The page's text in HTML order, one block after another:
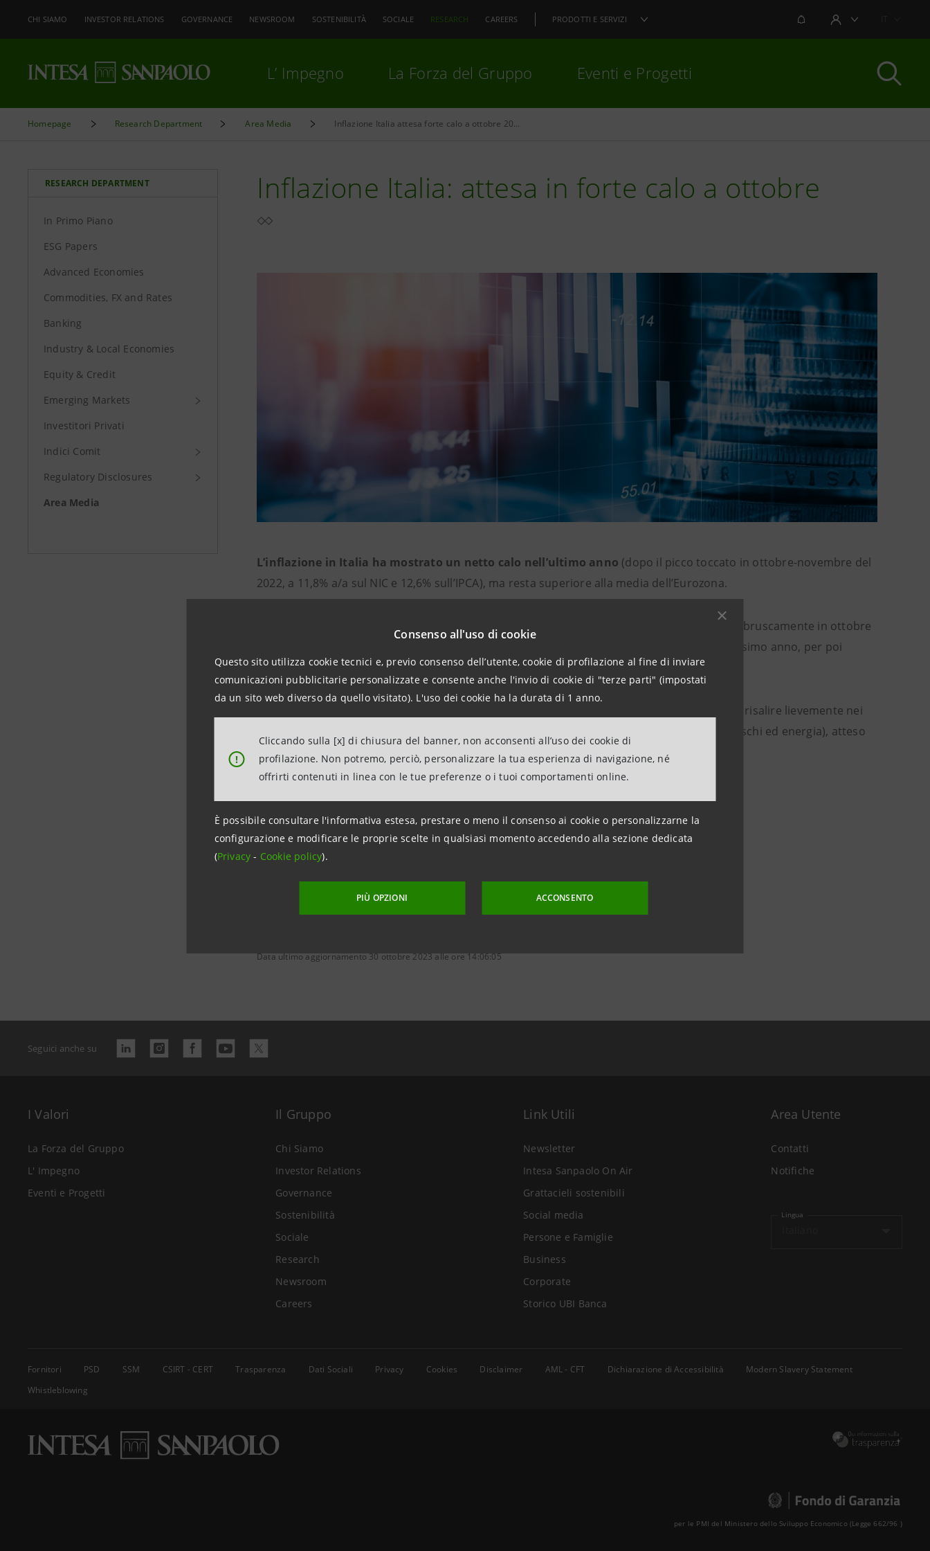
Consenso all'uso di cookie
Questo sito utilizza cookie tecnici e, previo consenso dell’utente, cookie di profilazione al fine di inviare
comunicazioni pubblicitarie personalizzate e consente anche l'invio di cookie di "terze parti" (impostati
da un sito web diverso da quello visitato). L'uso dei cookie ha la durata di 1 anno.
!
Cliccando sulla [x] di chiusura del banner, non acconsenti all’uso dei cookie di
profilazione. Non potremo, perciò, personalizzare la tua esperienza di navigazione, né
offrirti contenuti in linea con le tue preferenze o i tuoi comportamenti online.
È possibile consultare l'informativa estesa, prestare o meno il consenso ai cookie o personalizzarne la
configurazione e modificare le proprie scelte in qualsiasi momento accedendo alla sezione dedicata
(Privacy- Cookie policy).
PIÙ OPZIONI ACCONSENTO
CHI SIAMO INVESTOR RELATIONS GOVERNANCE NEWSROOM SOSTENIBILITÀ SOCIALE RESEARCH CAREERS PRODOTTI E SERVIZI NOTIFICHEAREA UTENTE
L’ Impegno La Forza del Gruppo Eventi e Progetti
Homepage Research Department Area Media Inflazione Italia attesa forte calo a ottobre 2023
RESEARCH DEPARTMENT
In Primo Piano
ESG Papers
Advanced Economies
Commodities, FX and Rates
Banking
Industry & Local Economies
Equity & Credit
Emerging Markets
Investitori Privati
Indici Comit
Regulatory Disclosures
Area Media
Inflazione Italia: attesa in forte calo a ottobre
L’inflazione in Italia ha mostrato un netto calo nell’ultimo anno (dopo il picco toccato in ottobre-novembre del
2022, a 11,8% a/a sul NIC e 12,6% sull’IPCA), ma resta superiore alla media dell’Eurozona.
Secondo le previsioni degli economisti di Intesa Sanpaolo,
l’inflazione è attesa scendere bruscamente in ottobre
L’indice dovrebbe tornare a salire all’inizio del prossimo anno, per poi
scendere nuovamente nel 2° semestre, sino a raggiungere il 2,2% a dicembre 2024.
, prima di risalire lievemente nei
mesi successivi. La discesa sarà più regolare per l’indice core BCE (al netto di alimentari freschi ed energia), atteso
al 2,3% a fine 2024 e sotto il 2% solo dal 2° trimestre 2025.
Data ultimo aggiornamento 30 ottobre 2023 alle ore 14:06:05
Seguici anche su
I Valori
La Forza del Gruppo
L' Impegno
Eventi e Progetti
Il Gruppo
Chi Siamo
Investor Relations
Governance
Sostenibilità
Sociale
Research
Newsroom
Careers
Link Utili
Newsletter
Intesa Sanpaolo On Air
Grattacieli sostenibili
Social media
Persone e Famiglie
Business
Corporate
Storico UBI Banca
Area Utente
Contatti
Notifiche
Lingua
Fornitori PSD SSM CSIRT - CERT Trasparenza Dati Sociali Privacy Cookies Disclaimer AML - CFT Dichiarazione di Accessibilità
Modern Slavery Statement
Whistleblowing
per le PMI del Ministero dello Sviluppo Economico (Legge 662/96 )